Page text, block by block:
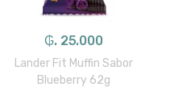
₲. 25.000
Lander Fit Muffin Sabor
Blueberry 62g